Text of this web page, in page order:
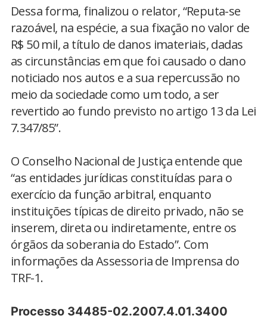
Dessa forma, finalizou o relator, “Reputa-se
razoável, na espécie, a sua fixação no valor de
R$ 50 mil, a título de danos imateriais, dadas
as circunstâncias em que foi causado o dano
noticiado nos autos e a sua repercussão no
meio da sociedade como um todo, a ser
revertido ao fundo previsto no artigo 13 da Lei
7.347/85”.
O Conselho Nacional de Justiça entende que
“as entidades jurídicas constituídas para o
exercício da função arbitral, enquanto
instituições típicas de direito privado, não se
inserem, direta ou indiretamente, entre os
órgãos da soberania do Estado”. Com
informações da Assessoria de Imprensa do
TRF-1.
Processo 34485-02.2007.4.01.3400